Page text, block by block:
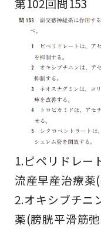
1.ピペリドレー
流産早産治療薬
2.オキシブチニ
薬(膀胱平滑筋